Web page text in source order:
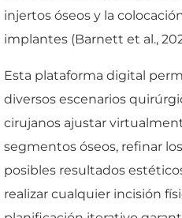
injertos óseos y la
implantes (Barnett et al.,
Esta plataforma digital
diversos escenarios
cirujanos ajustar
segmentos óseos, refinar
posibles resultados
realizar cualquier incisión